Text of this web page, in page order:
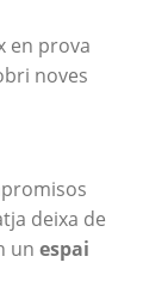
en prova
noves
deixa de
un espai